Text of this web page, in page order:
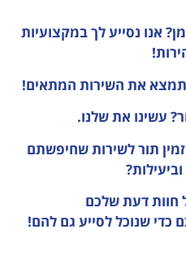
אנו נסייע לך במקצועיות
את השירות המתאים!
עשינו את שלנו.
תור לשירות שחיפשתם
חוות דעתשלכם
שנוכל לסייע גם להם!